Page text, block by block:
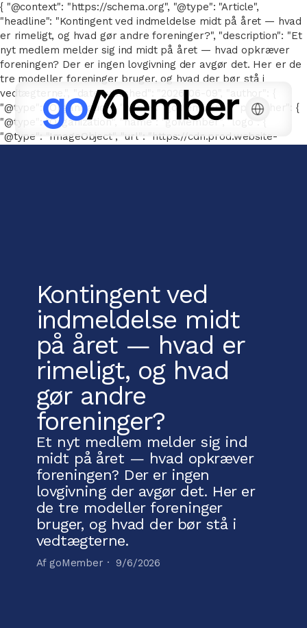
{ "@context": "https://schema.org", "@type": "Article",
"headline": "Kontingent ved indmeldelse midt på året — hvad
er rimeligt, og hvad gør andre foreninger?", "description": "Et
nyt medlem melder sig ind midt på året — hvad opkræver
foreningen? Der er ingen lovgivning der avgør det. Her er de
tre modeller foreninger bruger, og hvad der bør stå i
vedtægterne.", "datePublished": "2026-06-09", "author": {
"@type": "Organization", "name": "goMember" }, "publisher": {
"@type": "Organization", "name": "goMember", "logo": {
"@type": "ImageObject", "url": "https://cdn.prod.website-
Kontingent ved
indmeldelse midt
på året — hvad er
rimeligt, og hvad
gør andre
foreninger?
Et nyt medlem melder sig ind
midt på året — hvad opkræver
foreningen? Der er ingen
lovgivning der avgør det. Her er
de tre modeller foreninger
bruger, og hvad der bør stå i
vedtægterne.
Af goMember · 9/6/2026